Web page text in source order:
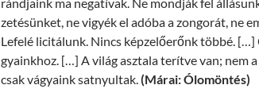
ze­té­sün­ket, ne vi­gyék el adó­ba a zon­go­rát, ne
Le­fe­lé li­ci­tá­lunk. Nincs kép­ze­lő­e­rőnk töb­bé.
gya­ink­hoz. […] A vi­lág asz­ta­la te­rít­ve van; nem
csak vá­gya­ink sat­nyul­tak.(Márai: Ólom­ön­tés)